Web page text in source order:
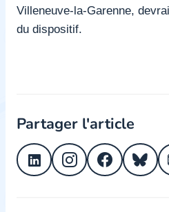
Villeneuve-la-Garenne,
du dispositif.
Partager l'article